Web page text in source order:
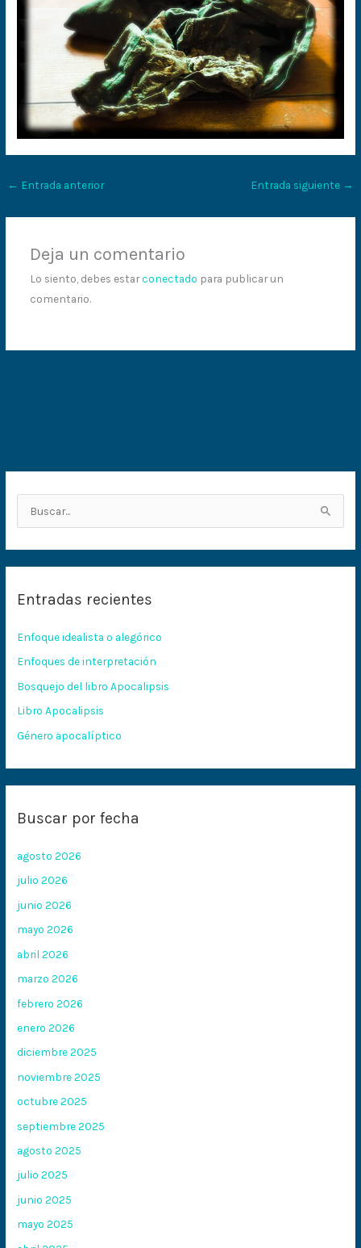
← Entrada anterior Entrada siguiente →
Deja un comentario
Lo siento, debes estarconectado para publicar un
comentario.
a
p
o
r
:
Entradas recientes
Enfoque idealista o alegórico
Enfoques de interpretación
Bosquejo del libro Apocalipsis
Libro Apocalipsis
Género apocalíptico
Buscar por fecha
agosto 2026
julio 2026
junio 2026
mayo 2026
abril 2026
marzo 2026
febrero 2026
enero 2026
diciembre 2025
noviembre 2025
octubre 2025
septiembre 2025
agosto 2025
julio 2025
junio 2025
mayo 2025